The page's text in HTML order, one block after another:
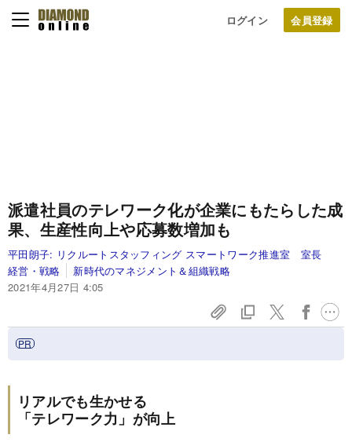
ログイン
派遣社員のテレワーク化が企業にもたらした成
果、生産性向上や応募数増加も
平田朗子: リクルートスタッフィング スマートワーク推進室 室長
経営・戦略
新時代のマネジメント＆組織戦略
2021年4月27日 4:05
リアルでも生かせる
「テレワーク力」が向上